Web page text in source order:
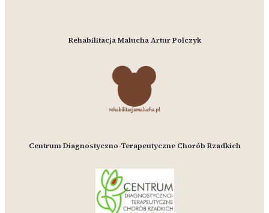
Rehabilitacja Malucha Artur Polczyk
Centrum Diagnostyczno-Terapeutyczne Chorób Rzadkich